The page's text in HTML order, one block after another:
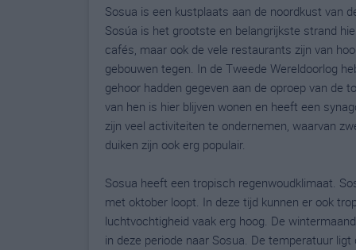
Sosua is een kustplaats aan de noordkust van
Sosúa is het grootste en belangrijkste strand
cafés, maar ook de vele restaurants zijn van
gebouwen tegen. In de Tweede Wereldoorlog
gehoor hadden gegeven aan de oproep van de
van hen is hier blijven wonen en heeft een
zijn veel activiteiten te ondernemen, waarvan
duiken zijn ook erg populair.
Sosua heeft een tropisch regenwoudklimaat.
met oktober loopt. In deze tijd kunnen er ook
luchtvochtigheid vaak erg hoog. De
in deze periode naar Sosua. De temperatuur